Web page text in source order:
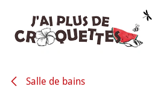
Salle de bains